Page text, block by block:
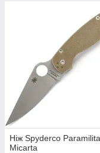
Ніж Spyderco
Micarta